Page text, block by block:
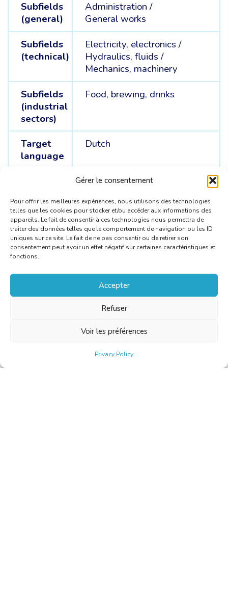
Gérer le consentement
Pour offrir les meilleures expériences, nous utilisons des technologies
telles que les cookies pour stocker et/ou accéder aux informations des
appareils. Le fait de consentir à ces technologies nous permettra de
traiter des données telles que le comportement de navigation ou les ID
uniques sur ce site. Le fait de ne pas consentir ou de retirer son
consentement peut avoir un effet négatif sur certaines caractéristiques et
fonctions.
Accepter
Refuser
Voir les préférences
Privacy Policy
Subfields
(general)
Administration /
General works
Subfields
(technical)
Electricity, electronics /
Hydraulics, fluids /
Mechanics, machinery
Subfields
(industrial
sectors)
Food, brewing, drinks
Target
language
Dutch
German /Spanish /